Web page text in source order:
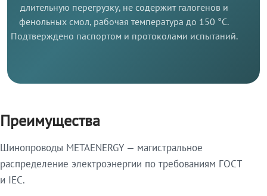
длительную перегрузку, не содержит галогенов и
фенольных смол, рабочая температура до 150 °C.
Подтверждено паспортом и протоколами испытаний.
Преимущества
Шинопроводы METAENERGY — магистральное
распределение электроэнергии по требованиям ГОСТ
и IEC.